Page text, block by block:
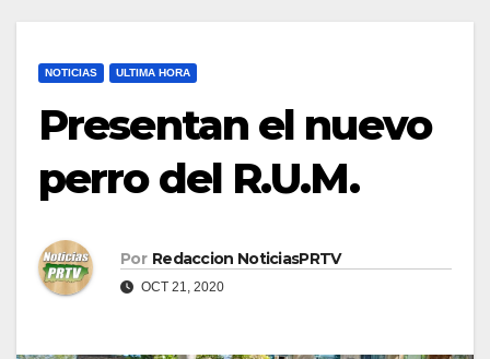
NOTICIAS ULTIMA HORA
Presentan el nuevo
perro del R.U.M.
Por Redaccion NoticiasPRTV
OCT 21, 2020